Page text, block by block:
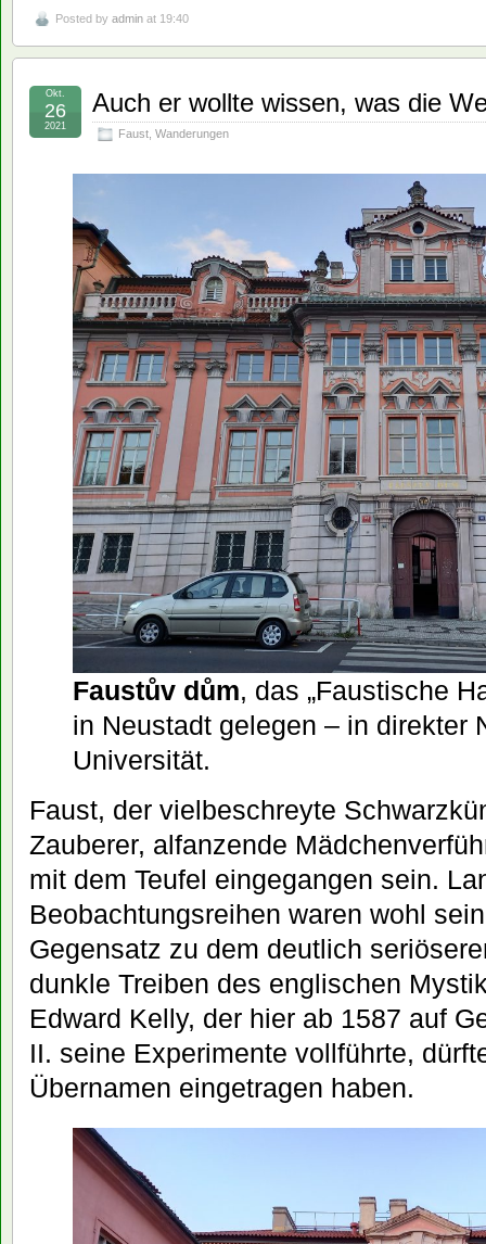
Posted by admin at 19:40
Auch er wollte wissen, was die
Faust Wanderungen
Okt.
26
2021
Faustův dům, das „Faustische
in Neustadt gelegen – in direkter
Universität.
Faust, der vielbeschreyte
Zauberer, alfanzende
mit dem Teufel eingegangen sein.
Beobachtungsreihen waren wohl
Gegensatz zu dem deutlich
dunkle Treiben des englischen
Edward Kelly, der hier ab 1587 auf
II. seine Experimente vollführte,
Übernamen eingetragen haben.